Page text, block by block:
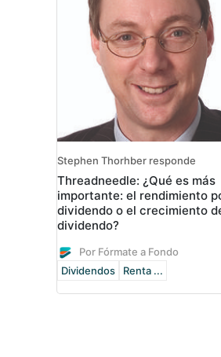
Stephen Thorhber responde
Threadneedle: ¿Qué es más
importante: el rendimiento
dividendo o el crecimiento
dividendo?
Por Fórmate a Fondo
Dividendos
Renta ...